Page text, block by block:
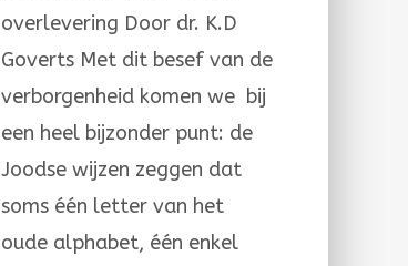
overlevering Door dr. K.D
Goverts Met dit besef van de
verborgenheid komen we bij
een heel bijzonder punt: de
Joodse wijzen zeggen dat
soms één letter van het
oude alphabet, één enkel